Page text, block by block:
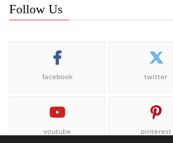
Follow Us
facebook twitter
youtube pinterest